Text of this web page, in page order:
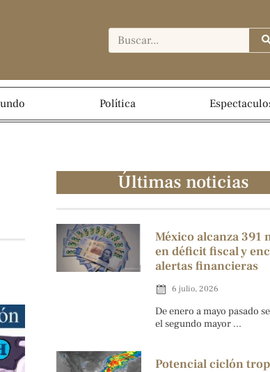
Política
Últimas noticias
México alcanza 391
en déficit fiscal y
alertas financieras
6 julio, 2026
De enero a mayo pasado
el segundo mayor ...
Potencial ciclón